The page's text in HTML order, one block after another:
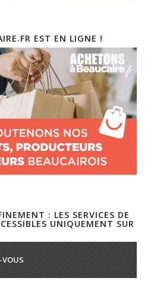
EST EN LIGNE !
: LES SERVICES DE
UNIQUEMENT SUR
VOUS